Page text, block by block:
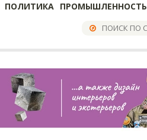
ПОЛИТИКА ПРОМЫШЛЕННОСТЬ